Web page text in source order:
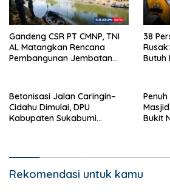
Gandeng CSR PT CMNP, TNI
AL Matangkan Rencana
Pembangunan Jembatan
38
Butuh
Betonisasi Jalan Caringin–
Cidahu Dimulai, DPU
Kabupaten Sukabumi
Bukit
Rekomendasi untuk kamu